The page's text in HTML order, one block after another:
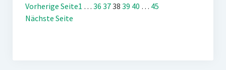
Vorherige Seite1 … 36 3738 39 40 … 45
Nächste Seite